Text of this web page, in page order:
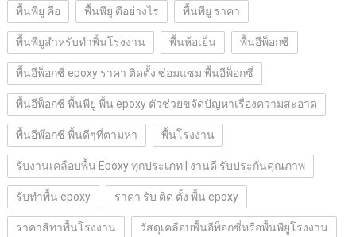
พื้นพียู คือ พื้นพียู ดีอย่างไร พื้นพียู ราคา
พื้นพียูสำหรับทำพิ้นโรงงาน พื้นห้อเย็น พื้นอีพ็อกซี่
พื้นอีพ็อกซี่ epoxy ราคา ติดตั้ง ซ่อมแซม พื้นอีพ็อกซี่
พื้นอีพ็อกซี่ พื้นพียู พื้น epoxy ตัวช่วยขจัดปัญหาเรื่องความสะอาด
พื้นอีพ๊อกซี่ พื้นดีๆที่ตามหา พื้นโรงงาน
รับงานเคลือบพื้น Epoxy ทุกประเภท | งานดี รับประกันคุณภาพ
รับทำพื้น epoxy ราคา รับ ติด ตั้ง พื้น epoxy
ราคาสีทาพื้นโรงงาน วัสดุเคลือบพื้นอีพ็อกซี่หรือพื้นพียูโรงงาน